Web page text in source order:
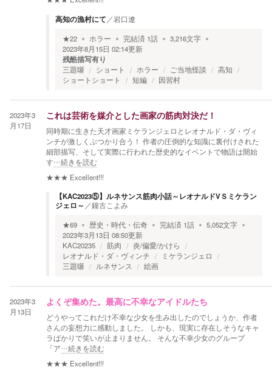
高知の漁村にて ／岩口遼
★22 ホラー 完結済 1話 3,216文字
2023年8月15日 02:14更新
残酷描写有り
三題噺 ショート ホラー ご当地怪談
高知
ショートショート
短編 因習村
2023年3
月17日
これは芸術を媒介とした画家の筋肉対決だ！
同時期に生きた天才画家ミケランジェロとレオナルド・ダ・ヴィ
ンチが激しくぶつかり合う！ 作者の圧倒的な知識に裏付けされた
細部描写、そして実際に行われた歴史的なイベントで物語は開始
す…続きを読む
★★★ Excellent!!!
【KAC2023⑤】ルネサンス筋肉小話～レオナルドVＳミケラン
ジェロ～ ／鐘古こよみ
★69 歴史・時代・伝奇 完結済 1話 5,052文字
2023年3月13日 08:50更新
KAC20235
筋肉
炎/偏愛/かけら
レオナルド・ダ・ヴィンチ
ミケランジェロ
三題噺
ルネサンス 絵画
2023年3
月13日
よくぞ集めた。最高に不幸なアイドルたち
どうやってこれだけ不幸な少女を生み出したのでしょうか、作者
さんの妄想力に感動しました。 しかも、現実に存在しそうなキャ
ラばかりで笑いが止まりません。 そんな不幸少女のグループ
「ア…続きを読む
★★★ Excellent!!!